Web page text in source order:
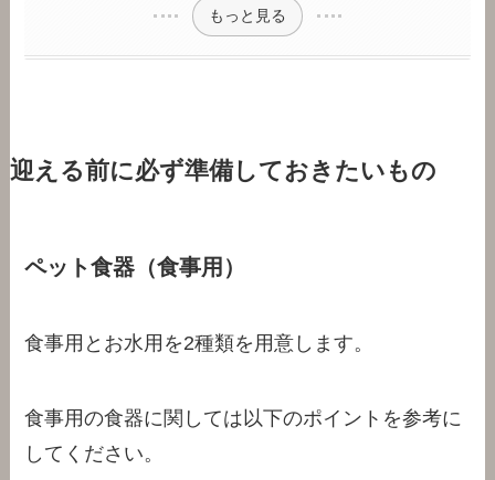
もっと見る
迎える前に必ず準備しておきたいもの
ペット食器（食事用）
食事用とお水用を2種類を用意します。
食事用の食器に関しては以下のポイントを参考に
してください。